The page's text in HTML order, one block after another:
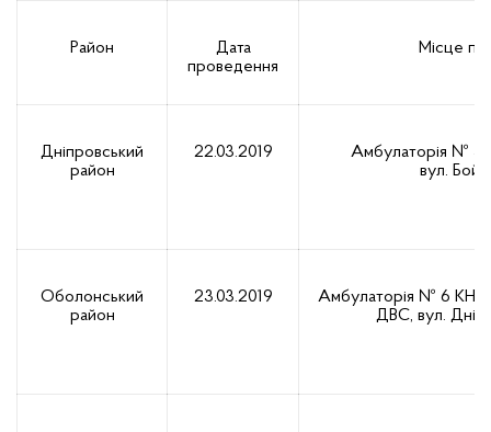
Район
Дата
проведення
Місце
Дніпровський
район
22.03.2019
Амбулаторія №
вул.
Оболонський
район
23.03.2019
Амбулаторія № 6
ДВС, вул.